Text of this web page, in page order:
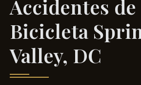
Accidentes de
Bicicleta
Valley, DC